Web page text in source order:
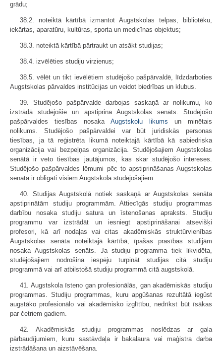
grādu;
38.2. noteiktā kārtībā izmantot Augstskolas telpas, bibliotēku,
iekārtas, aparatūru, kultūras, sporta un medicīnas objektus;
38.3. noteiktā kārtībā pārtraukt un atsākt studijas;
38.4. izvēlēties studiju virzienus;
38.5. vēlēt un tikt ievēlētiem studējošo pašpārvaldē, līdzdarboties
Augstskolas pārvaldes institūcijas un veidot biedrības un klubus.
39. Studējošo pašpārvalde darbojas saskaņā ar nolikumu, ko
izstrādā studējošie un apstiprina Augstskolas senāts. Studējošo
pašpārvaldes tiesības nosaka Augstskolu likums un minētais
nolikums. Studējošo pašpārvaldei var būt juridiskās personas
tiesības, ja tā reģistrēta likumā noteiktajā kārtībā kā sabiedriska
organizācija vai bezpeļņas organizācija. Studējošajiem Augstskolas
senātā ir veto tiesības jautājumos, kas skar studējošo intereses.
Studējošo pašpārvaldes lēmumi pēc to apstiprināšanas Augstskolas
senātā ir obligāti visiem Augstskolā studējošajiem.
40. Studijas Augstskolā notiek saskaņā ar Augstskolas senāta
apstiprinātām studiju programmām. Attiecīgās studiju programmas
darbību nosaka studiju satura un īstenošanas apraksts. Studiju
programmu var izstrādāt un iesniegt apstiprināšanai atsevišķi
profesori, kā arī nodaļas vai citas akadēmiskās struktūrvienības
Augstskolas senāta noteiktajā kārtībā, īpašas prasības studijām
nosaka Augstskolas senāts. Ja studiju programma tiek likvidēta,
studējošajiem nodrošina iespēju turpināt studijas citā studiju
programmā vai arī atbilstošā studiju programmā citā augstskolā.
41. Augstskola īsteno gan profesionālās, gan akadēmiskās studiju
programmas. Studiju programmas, kuru apgūšanas rezultātā iegūst
augstāko profesionālo vai akadēmisko izglītību, nedrīkst būt īsākas
par četriem gadiem.
42. Akadēmiskās studiju programmas noslēdzas ar gala
pārbaudījumiem, kuru sastāvdaļa ir bakalaura vai maģistra darba
izstrādāšana un aizstāvēšana.